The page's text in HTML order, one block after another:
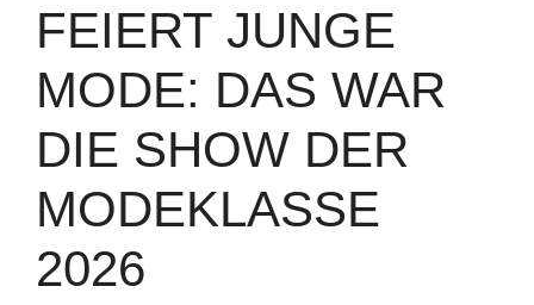
FEIERT JUNGE
MODE: DAS WAR
DIE SHOW DER
MODEKLASSE
2026